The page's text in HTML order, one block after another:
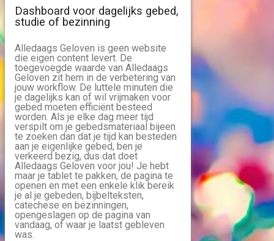
Dashboard voor dagelijks gebed,
studie of bezinning
Alledaags Geloven is geen website
die eigen content levert. De
toegevoegde waarde van Alledaags
Geloven zit hem in de verbetering van
jouw workflow. De luttele minuten die
je dagelijks kan of wil vrijmaken voor
gebed moeten efficiënt besteed
worden. Als je elke dag meer tijd
verspilt om je gebedsmateriaal bijeen
te zoeken dan dat je tijd kan besteden
aan je eigenlijke gebed, ben je
verkeerd bezig, dus dat doet
Alledaags Geloven voor jou! Je hebt
maar je tablet te pakken, de pagina te
openen en met een enkele klik bereik
je al je gebeden, bijbelteksten,
catechese en bezinningen,
opengeslagen op de pagina van
vandaag, of waar je laatst gebleven
was.